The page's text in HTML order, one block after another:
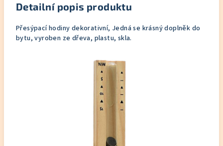
Detailní popis produktu
Přesýpací hodiny dekorativní, Jedná se krásný doplněk do
bytu, vyroben ze dřeva, plastu, skla.